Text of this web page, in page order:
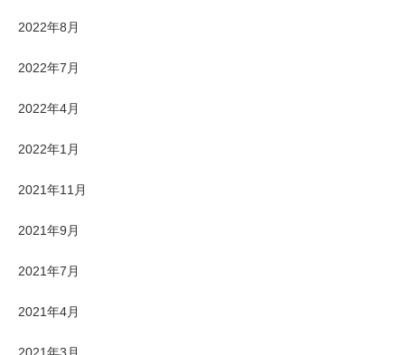
2022年8月
2022年7月
2022年4月
2022年1月
2021年11月
2021年9月
2021年7月
2021年4月